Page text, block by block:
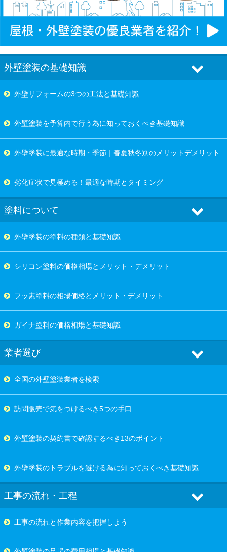
外壁塗装の基礎知識
外壁リフォームの3つの工法と基礎知識
外壁塗装を予算内で行う為に知っておくべき基礎知識
外壁塗装に最適な時期・季節｜春夏秋冬別のメリットデメリット
劣化症状で見極める！最適な時期とタイミング
塗料について
外壁塗装の塗料の種類と基礎知識
シリコン塗料の価格相場とメリット・デメリット
フッ素塗料の相場価格とメリット・デメリット
ガイナ塗料の価格相場と基礎知識
業者選び
全国の外壁塗装業者を検索
訪問販売で気をつけるべき5つの手口
外壁塗装の契約書で確認するべき13のポイント
外壁塗装のトラブルを避ける為に知っておくべき基礎知識
工事の流れ・工程
工事の流れと作業内容を把握しよう